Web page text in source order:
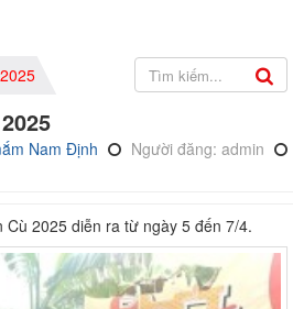
Nam Định
Người đăng: admin
Cù 2025 diễn ra từ ngày 5 đến 7/4.